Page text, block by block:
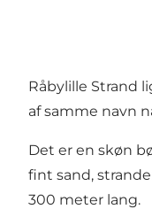
Råbylille Strand
af samme navn
Det er en skøn
fint sand,
300 meter lang.